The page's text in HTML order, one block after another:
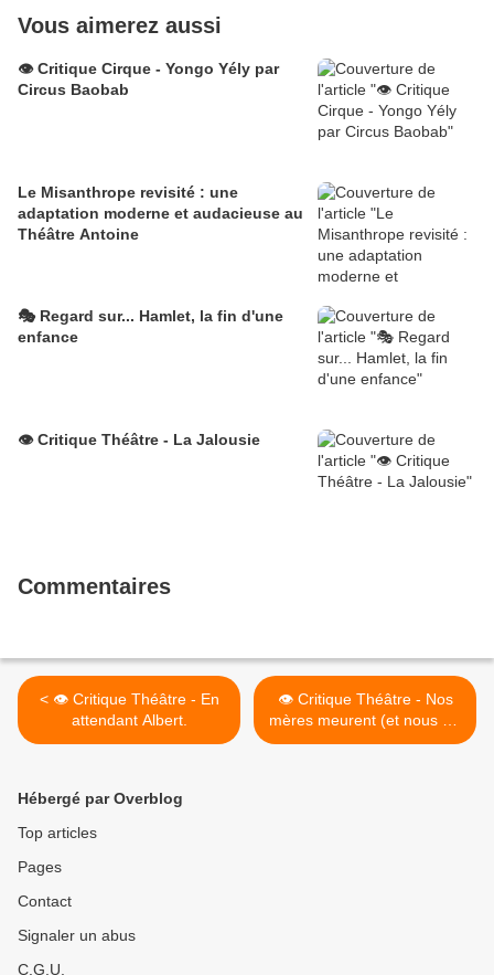
Vous aimerez aussi
👁️ Critique Cirque - Yongo Yély par
Circus Baobab
Le Misanthrope revisité : une
adaptation moderne et audacieuse au
Théâtre Antoine
🎭 Regard sur... Hamlet, la fin d'une
enfance
👁️ Critique Théâtre - La Jalousie
Commentaires
< 👁️ Critique Théâtre - En
attendant Albert.
👁️ Critique Théâtre - Nos
mères meurent (et nous n'y
pouvons rien) >
Hébergé par Overblog
Top articles
Pages
Contact
Signaler un abus
C.G.U.